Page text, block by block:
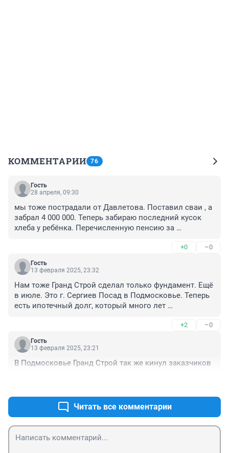
КОММЕНТАРИИ 76
Гость
28 апреля, 09:30
мы тоже пострадали от Давлетова. Поставил сваи , а
забрал 4 000 000. Теперь забираю последний кусок
хлеба у ребёнка. Перечисленную пенсию за
не оказаться . Плотим просто за воздух. Прошу и
умоляю обратить на нас внимание государству. Ведь.
Людям предоставленная семейная ипотека. Чтоб
даже ребенку помочь не могу . т.к Давлетов нас
оставил без денег на проживание.
+0 –0
Гость
13 февраля 2025, 23:32
Нам тоже Гранд Строй сделал только фундамент. Ещё
в июле. Это г. Сергиев Посад в Подмосковье. Теперь
есть ипотечный долг, который много лет
+2 –0
Гость
13 февраля 2025, 23:21
В Подмосковье Гранд Строй так же кинул заказчиков
Читать все комментарии